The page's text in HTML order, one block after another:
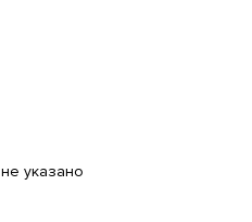
не указано